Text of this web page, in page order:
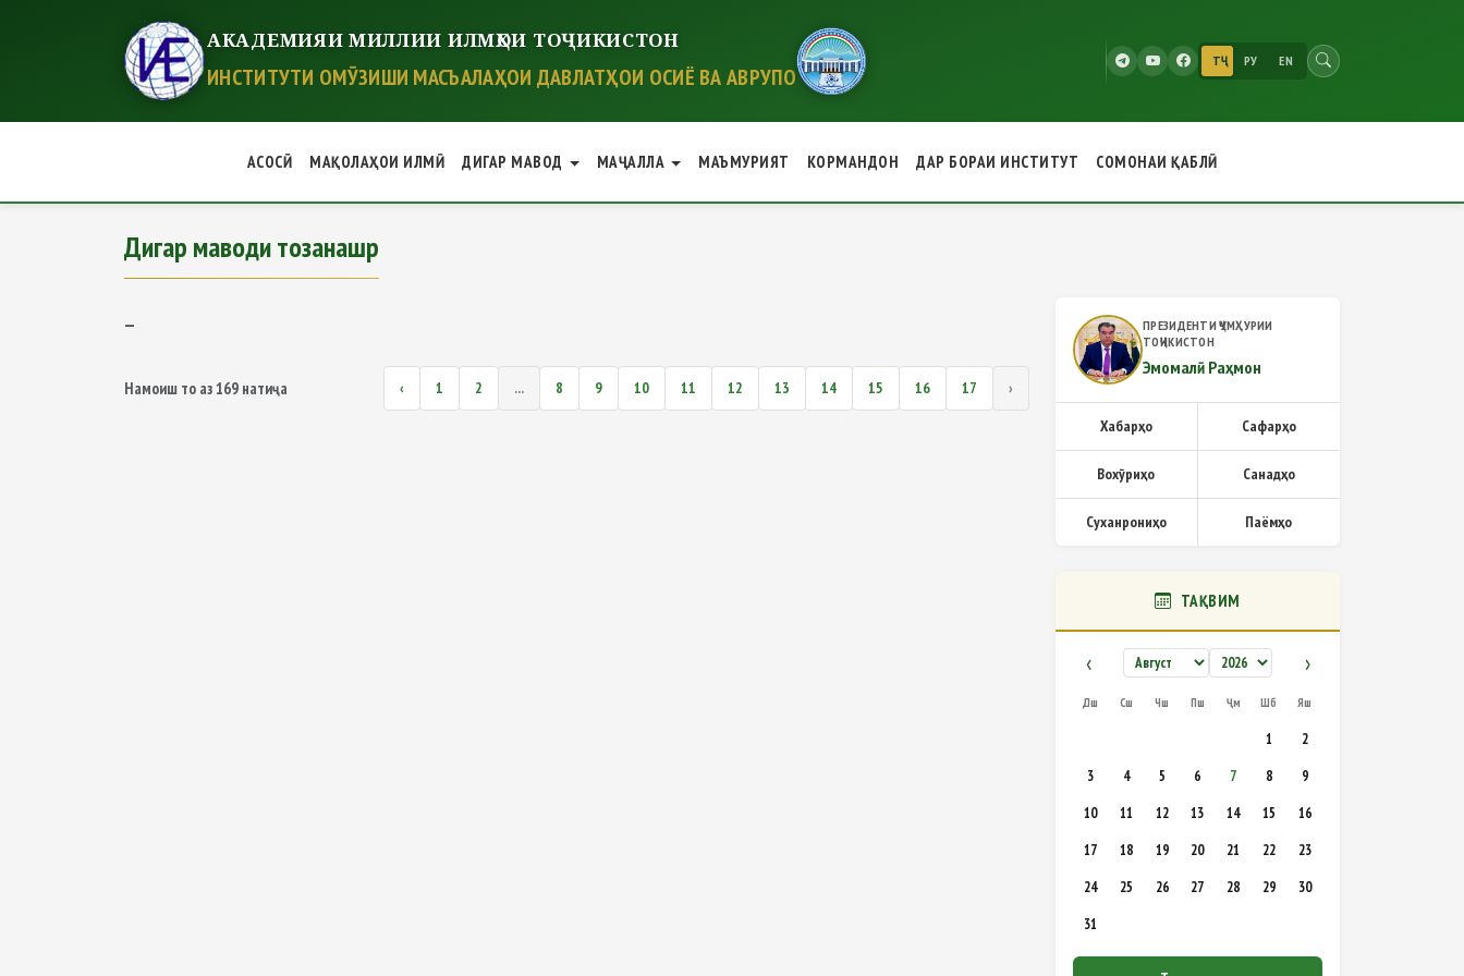
АКАДЕМИЯИ МИЛЛИИ ИЛМҲОИ ТОҶИКИСТОН
ИНСТИТУТИ ОМӮЗИШИ МАСЪАЛАҲОИ ДАВЛАТҲОИ ОСИЁ ВА АВРУПО
ТҶ РУ EN
АСОСӢ МАҚОЛАҲОИ ИЛМӢ ДИГАР МАВОД МАҶАЛЛА МАЪМУРИЯТ КОРМАНДОН ДАР БОРАИ ИНСТИТУТ СОМОНАИ ҚАБЛӢ
Дигар маводи тозанашр
Дигар маводи тозанашр
—
Намоиш то аз169 натиҷа ‹ 1 2 ... 8 9 10 11 12 13 14 15 16 17 ›
ПРЕЗИДЕНТИ ҶУМҲУРИИ
ТОҶИКИСТОН
Эмомалӣ Раҳмон
Хабарҳо Сафарҳо
Вохӯриҳо Санадҳо
Суханрониҳо Паёмҳо
ТАҚВИМ
‹ ›
Дш Сш Чш Пш Ҷм Шб Яш
1
2
3
4 5 6 7 8
9
10
11 12 13 14 15
16
17
18 19 20 21 22
23
24
25 26 27 28 29
30
31